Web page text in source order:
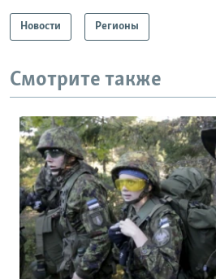
Новости Регионы
Смотрите также